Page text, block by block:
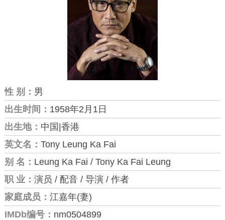
性 别： 男
出生时间： 1958年2月1日
出生地： 中国|香港
英文名： Tony Leung Ka Fai
别 名： Leung Ka Fai / Tony Ka Fai Leung
职 业： 演员 / 配音 / 导演 / 作者
家庭成员： 江嘉年(妻)
IMDb编号： nm0504899